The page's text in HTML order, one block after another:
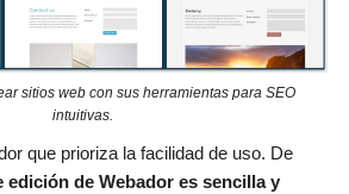
sitios web con sus herramientas para SEO
intuitivas.
que prioriza la facilidad de uso. De
edición de Webador es sencilla y